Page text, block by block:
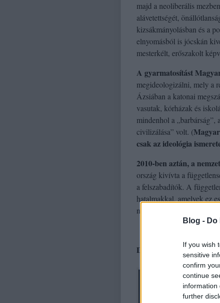
Blog -
If you wish
sensitive
confirm
continue
information
further
majd a neoliberális
alávetettségét,
kizsákmányolásban és a
elnyomásból is jócskán
mesterkélt, erőszakolt
A gyarmatosítást
megideologizálni, mely a
Ázsiában a katonai
vasutak, kórházak és
mindenhol a „barbárság”,
civilizálása” volt. (
csak az ideológia
2010-ben aztán, a
ország kivívta a
a felszabadítók. A
hatalmakkal, amelyek ez
nagyhatalmak, nemzetközi
De hogyan tovább?